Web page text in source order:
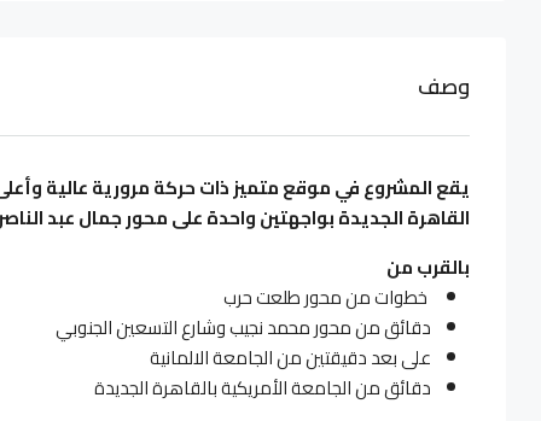
وصف
يقع المشروع في موقع متميز ذات حركة مرورية عالية
القاهرة الجديدة بواجهتين واحدة على محور جمال عبد
بالقرب من
خطوات من محور طلعت حرب
دقائق من محور محمد نجيب وشارع التسعين الجنوبي
على بعد دقيقتين من الجامعة الالمانية
دقائق من الجامعة الأمريكية بالقاهرة الجديدة